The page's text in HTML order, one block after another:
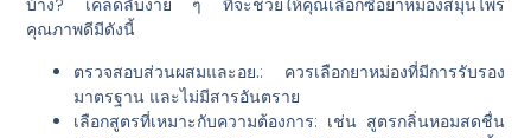
บ้าง? เคล็ดลับง่าย ๆ ที่จะช่วยให้คุณเลือกซื้อยาหม่องสมุนไพร
คุณภาพดีมีดังนี้
ตรวจสอบส่วนผสมและอย.: ควรเลือกยาหม่องที่มีการรับรอง
มาตรฐาน และไม่มีสารอันตราย
เลือกสูตรที่เหมาะกับความต้องการ: เช่น สูตรกลิ่นหอมสดชื่น